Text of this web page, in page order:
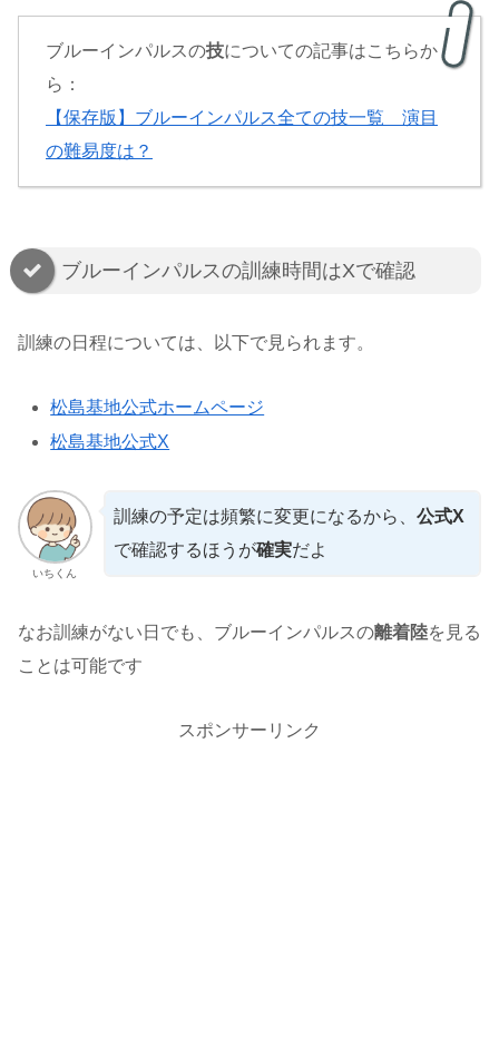
ブルーインパルスの技についての記事はこちらか
ら：
【保存版】ブルーインパルス全ての技一覧 演目
の難易度は？
ブルーインパルスの訓練時間はXで確認
訓練の日程については、以下で見られます。
松島基地公式ホームページ
松島基地公式X
いちくん
訓練の予定は頻繁に変更になるから、 公式X
で確認するほうが確実だよ
なお訓練がない日でも、ブルーインパルスの離着陸を見る
ことは可能です
スポンサーリンク